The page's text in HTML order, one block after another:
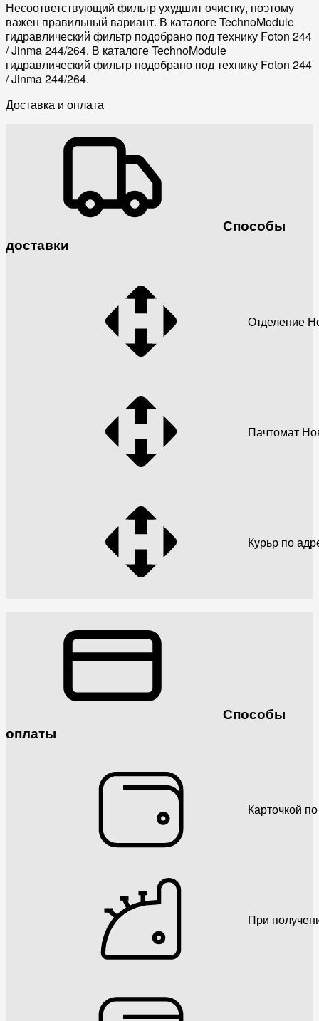
Несоответствующий фильтр ухудшит очистку, поэтому
важен правильный вариант. В каталоге TechnoModule
гидравлический фильтр подобрано под технику Foton 244
/ Jinma 244/264. В каталоге TechnoModule
гидравлический фильтр подобрано под технику Foton 244
/ Jinma 244/264.
Доставка и оплата
Способы
доставки
Отделение
Пачтомат
Курьр по
Способы
оплаты
Карточкой
При